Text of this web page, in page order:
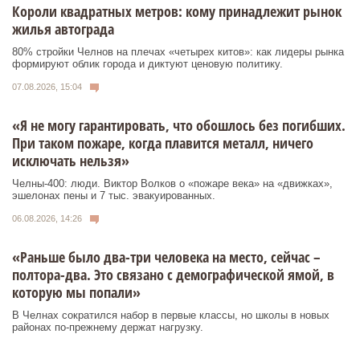
Короли квадратных метров: кому принадлежит рынок
жилья автограда
80% стройки Челнов на плечах «четырех китов»: как лидеры рынка
формируют облик города и диктуют ценовую политику.
07.08.2026, 15:04
«Я не могу гарантировать, что обошлось без погибших.
При таком пожаре, когда плавится металл, ничего
исключать нельзя»
Челны-400: люди. Виктор Волков о «пожаре века» на «движках»,
эшелонах пены и 7 тыс. эвакуированных.
06.08.2026, 14:26
«Раньше было два-три человека на место, сейчас –
полтора-два. Это связано с демографической ямой, в
которую мы попали»
В Челнах сократился набор в первые классы, но школы в новых
районах по-прежнему держат нагрузку.